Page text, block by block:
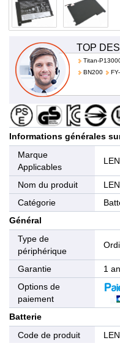
TOP
Titan-
BN200
Informations générales
Marque
Applicables
Nom du produit
Catégorie
Général
Type de
périphérique
Garantie
1
Options de
paiement
Batterie
Code de produit